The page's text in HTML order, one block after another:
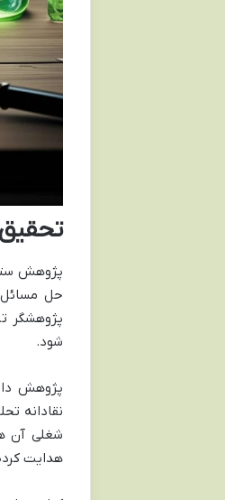
پژوهش
حل مسائل
پژوهشگر
شود.
پژوهش
نقادانه
شغلی آن
هدایت